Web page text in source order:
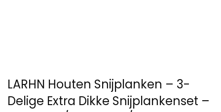
LARHN Houten Snijplanken – 3-
Delige Extra Dikke Snijplankenset –